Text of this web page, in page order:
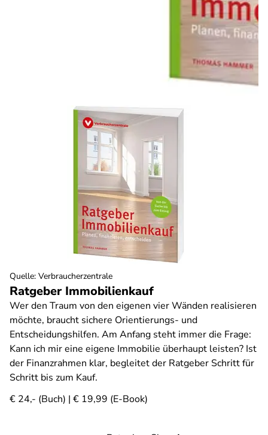
Ratgeber Immobilienkauf
Wer den Traum von den eigenen vier Wänden realisieren
möchte, braucht sichere Orientierungs- und
Entscheidungshilfen. Am Anfang steht immer die Frage:
Kann ich mir eine eigene Immobilie überhaupt leisten? Ist
der Finanzrahmen klar, begleitet der Ratgeber Schritt für
Schritt bis zum Kauf.
€ 24,- (Buch) | € 19,99 (E-Book)
Quelle: Verbraucherzentrale